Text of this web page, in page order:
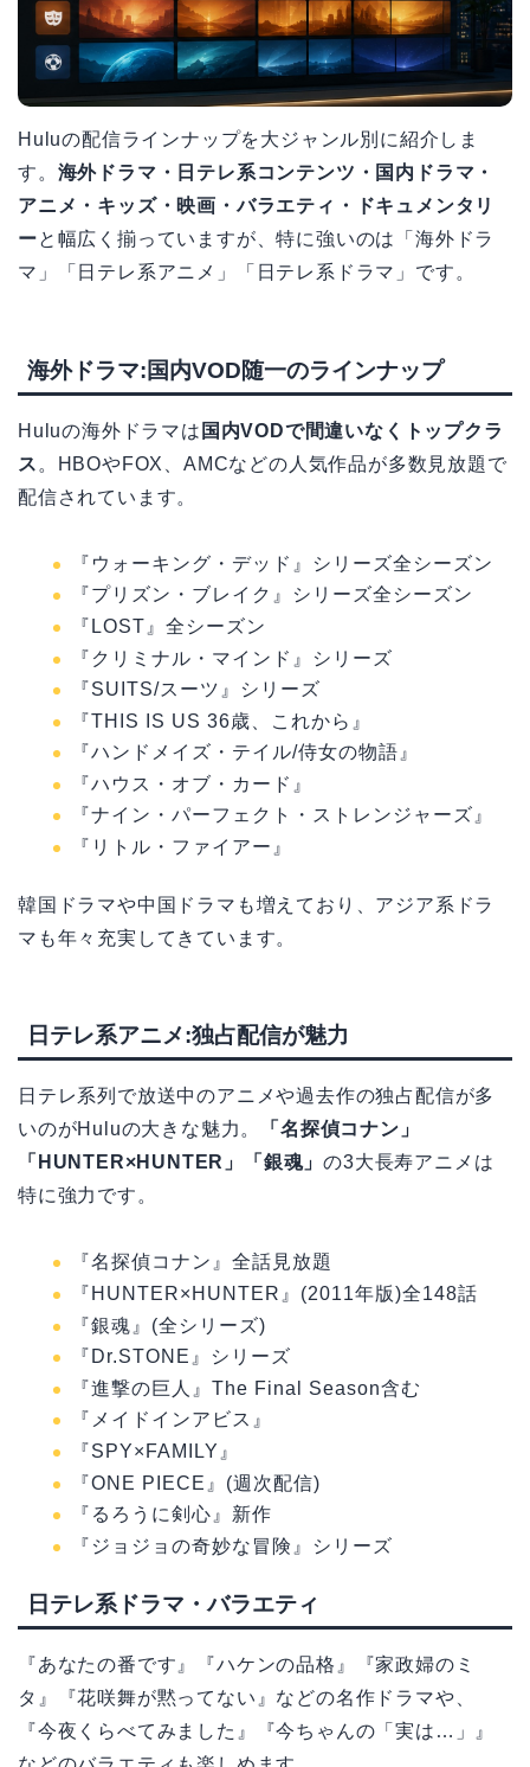
Huluの配信ラインナップを大ジャンル別に紹介しま
す。 海外ドラマ・日テレ系コンテンツ・国内ドラマ・
アニメ・キッズ・映画・バラエティ・ドキュメンタリ
ーと幅広く揃っていますが、特に強いのは「海外ドラ
マ」「日テレ系アニメ」「日テレ系ドラマ」です。
海外ドラマ:国内VOD随一のラインナップ
Huluの海外ドラマは 国内VODで間違いなくトップクラ
ス 。HBOやFOX、AMCなどの人気作品が多数見放題で
配信されています。
『ウォーキング・デッド』シリーズ全シーズン
『プリズン・ブレイク』シリーズ全シーズン
『LOST』全シーズン
『クリミナル・マインド』シリーズ
『SUITS/スーツ』シリーズ
『THIS IS US 36歳、これから』
『ハンドメイズ・テイル/侍女の物語』
『ハウス・オブ・カード』
『ナイン・パーフェクト・ストレンジャーズ』
『リトル・ファイアー』
韓国ドラマや中国ドラマも増えており、アジア系ドラ
マも年々充実してきています。
日テレ系アニメ:独占配信が魅力
日テレ系列で放送中のアニメや過去作の独占配信が多
いのがHuluの大きな魅力。
「名探偵コナン」
「HUNTER×HUNTER」「銀魂」の3大長寿アニメは
特に強力です。
『名探偵コナン』全話見放題
『HUNTER×HUNTER』(2011年版)全148話
『銀魂』(全シリーズ)
『Dr.STONE』シリーズ
『進撃の巨人』The Final Season含む
『メイドインアビス』
『SPY×FAMILY』
『ONE PIECE』(週次配信)
『るろうに剣心』新作
『ジョジョの奇妙な冒険』シリーズ
日テレ系ドラマ・バラエティ
『あなたの番です』『ハケンの品格』『家政婦のミ
タ』『花咲舞が黙ってない』などの名作ドラマや、
『今夜くらべてみました』『今ちゃんの「実は…」』